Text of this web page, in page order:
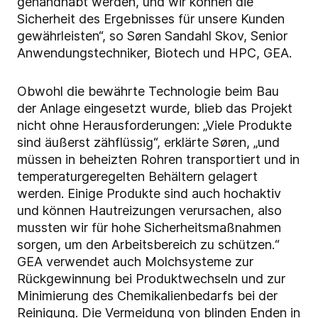
Sicherheit des Ergebnisses für unsere Kunden
gewährleisten“, so Søren Sandahl Skov, Senior
Anwendungstechniker, Biotech und HPC, GEA.
Obwohl die bewährte Technologie beim Bau
der Anlage eingesetzt wurde, blieb das Projekt
nicht ohne Herausforderungen: „Viele Produkte
sind äußerst zähflüssig“, erklärte Søren, „und
müssen in beheizten Rohren transportiert und in
temperaturgeregelten Behältern gelagert
werden. Einige Produkte sind auch hochaktiv
und können Hautreizungen verursachen, also
mussten wir für hohe Sicherheitsmaßnahmen
sorgen, um den Arbeitsbereich zu schützen.“
GEA verwendet auch Molchsysteme zur
Rückgewinnung bei Produktwechseln und zur
Minimierung des Chemikalienbedarfs bei der
Reinigung. Die Vermeidung von blinden Enden in